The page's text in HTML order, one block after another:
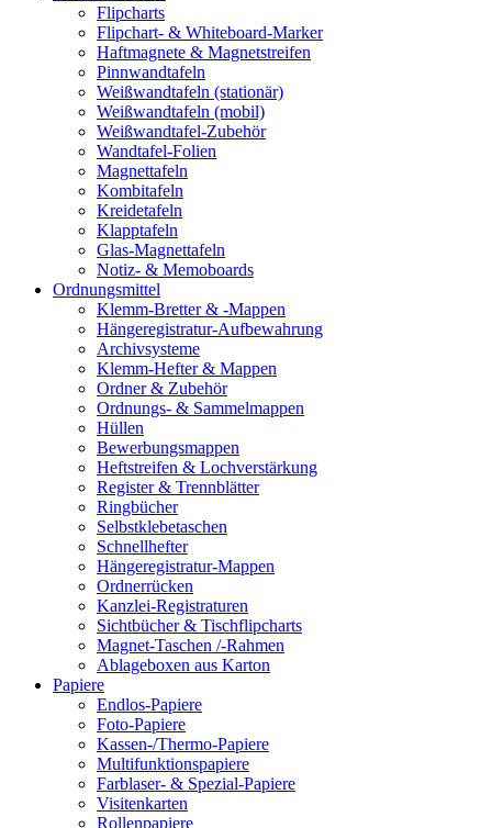
Flipcharts
Flipchart- & Whiteboard-Marker
Haftmagnete & Magnetstreifen
Pinnwandtafeln
Weißwandtafeln (stationär)
Weißwandtafeln (mobil)
Weißwandtafel-Zubehör
Wandtafel-Folien
Magnettafeln
Kombitafeln
Kreidetafeln
Klapptafeln
Glas-Magnettafeln
Notiz- & Memoboards
Ordnungsmittel
Klemm-Bretter & -Mappen
Hängeregistratur-Aufbewahrung
Archivsysteme
Klemm-Hefter & Mappen
Ordner & Zubehör
Ordnungs- & Sammelmappen
Hüllen
Bewerbungsmappen
Heftstreifen & Lochverstärkung
Register & Trennblätter
Ringbücher
Selbstklebetaschen
Schnellhefter
Hängeregistratur-Mappen
Ordnerrücken
Kanzlei-Registraturen
Sichtbücher & Tischflipcharts
Magnet-Taschen /-Rahmen
Ablageboxen aus Karton
Papiere
Endlos-Papiere
Foto-Papiere
Kassen-/Thermo-Papiere
Multifunktionspapiere
Farblaser- & Spezial-Papiere
Visitenkarten
Rollenpapiere